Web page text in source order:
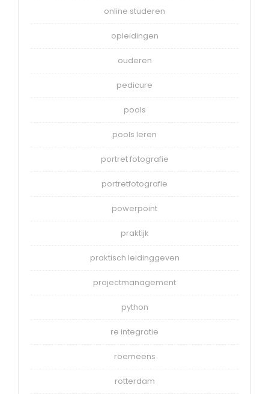
online studeren
opleidingen
ouderen
pedicure
pools
pools leren
portret fotografie
portretfotografie
powerpoint
praktijk
praktisch leidinggeven
projectmanagement
python
re integratie
roemeens
rotterdam